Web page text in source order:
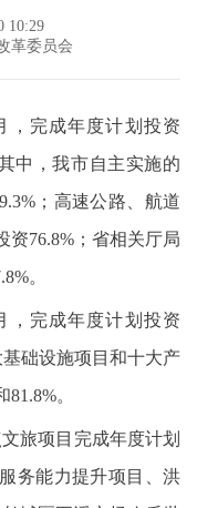
10:29
革委员会
，完成年度计划投资
中，我市自主实施的
；高速公路、航道
资76.8%；省相关厅局
。
，完成年度计划投资
础设施项目和十大产
。
旅项目完成年度计划
务能力提升项目、洪